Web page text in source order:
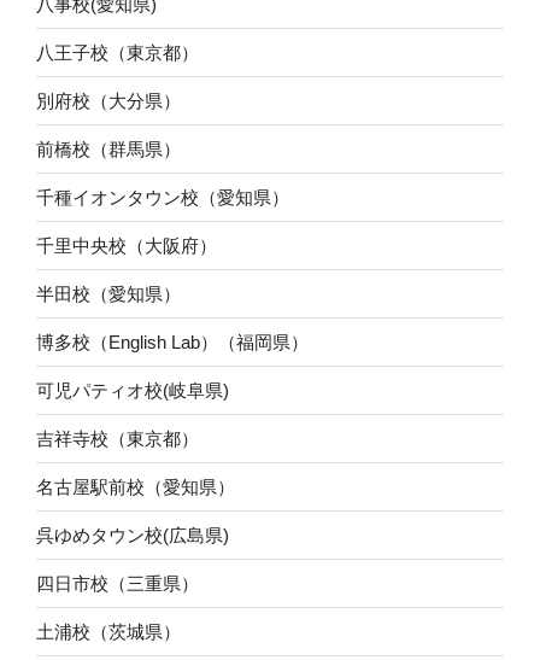
八王子校（東京都）
別府校（大分県）
前橋校（群馬県）
千種イオンタウン校（愛知県）
千里中央校（大阪府）
半田校（愛知県）
博多校（English Lab）（福岡県）
可児パティオ校(岐阜県)
吉祥寺校（東京都）
名古屋駅前校（愛知県）
呉ゆめタウン校(広島県)
四日市校（三重県）
土浦校（茨城県）